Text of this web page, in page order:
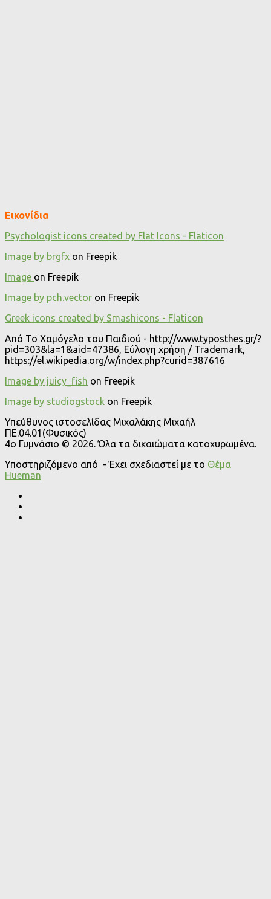
Εικονίδια
Psychologist icons created by Flat Icons - Flaticon
Image by brgfx on Freepik
Image on Freepik
Image by pch.vector on Freepik
Greek icons created by Smashicons - Flaticon
Από Το Χαμόγελο του Παιδιού - http://www.typosthes.gr/?
pid=303&la=1&aid=47386, Εύλογη χρήση / Trademark,
https://el.wikipedia.org/w/index.php?curid=387616
Image by juicy_fish on Freepik
Image by studiogstock on Freepik
Υπεύθυνος ιστοσελίδας Μιχαλάκης Μιχαήλ
ΠΕ.04.01(Φυσικός)
4o Γυμνάσιο © 2026. Όλα τα δικαιώματα κατοχυρωμένα.
Υποστηριζόμενο από - Έχει σχεδιαστεί με το Θέμα
Ηueman